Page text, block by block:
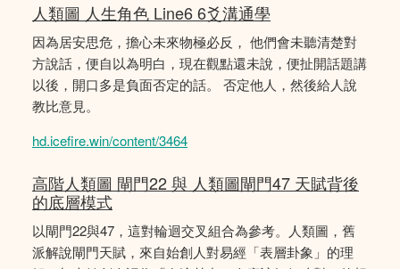
人類圖 人生角色 Line6 6爻溝通學
因為居安思危，擔心未來物極必反， 他們會未聽清楚對
方說話，便自以為明白，現在觀點還未說，便扯開話題講
以後，開口多是負面否定的話。 否定他人，然後給人說
教比意見。
hd.icefire.win/content/3464
高階人類圖 閘門22 與 人類圖閘門47 天賦背後
的底層模式
以閘門22與47，這對輪迴交叉組合為參考。人類圖，舊
派解說閘門天賦，來自始創人對易經「表層卦象」的理